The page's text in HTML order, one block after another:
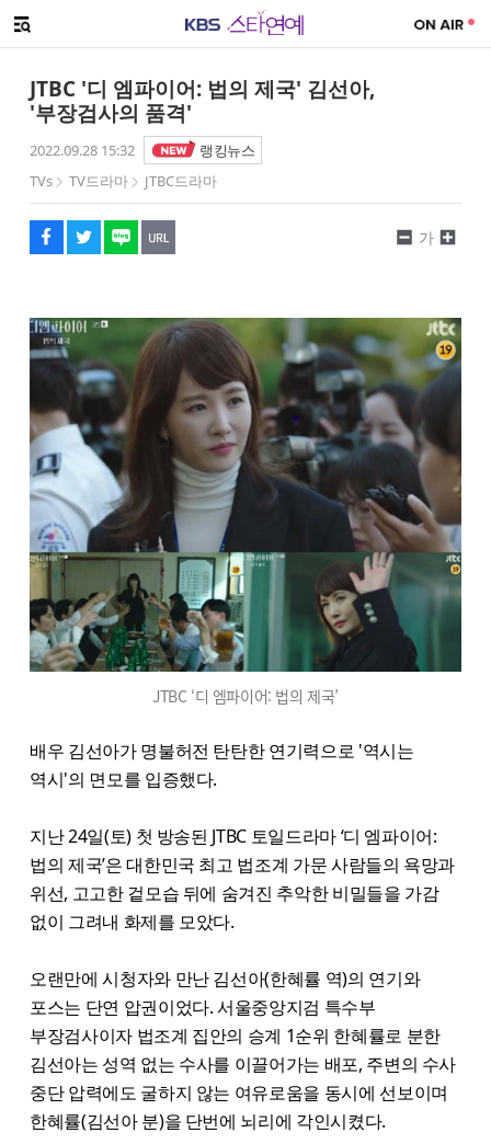
메뉴 열기
JTBC '디 엠파이어: 법의 제국' 김선아,
'부장검사의 품격'
2022.09.28 15:32
랭킹뉴스
TVs
TV드라마 JTBC드라마
페이스북
트위터
네이버
URL복사
글씨 작게보기
가
글씨 크게보기
JTBC ‘디 엠파이어: 법의 제국’
배우 김선아가 명불허전 탄탄한 연기력으로 '역시는
역시'의 면모를 입증했다.
지난 24일(토) 첫 방송된 JTBC 토일드라마 ‘디 엠파이어:
법의 제국’은 대한민국 최고 법조계 가문 사람들의 욕망과
위선, 고고한 겉모습 뒤에 숨겨진 추악한 비밀들을 가감
없이 그려내 화제를 모았다.
오랜만에 시청자와 만난 김선아(한혜률 역)의 연기와
포스는 단연 압권이었다. 서울중앙지검 특수부
부장검사이자 법조계 집안의 승계 1순위 한혜률로 분한
김선아는 성역 없는 수사를 이끌어가는 배포, 주변의 수사
중단 압력에도 굴하지 않는 여유로움을 동시에 선보이며
한혜률(김선아 분)을 단번에 뇌리에 각인시켰다.